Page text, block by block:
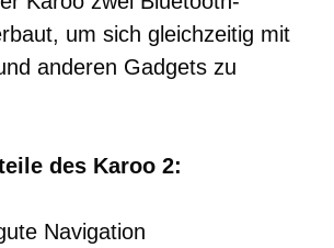
um sich gleichzeitig mit
anderen Gadgets zu
des Karoo 2:
Navigation